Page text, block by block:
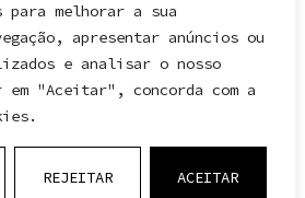
melhorar a sua
apresentar anúncios ou
e analisar o nosso
"Aceitar", concorda com a
REJEITAR ACEITAR